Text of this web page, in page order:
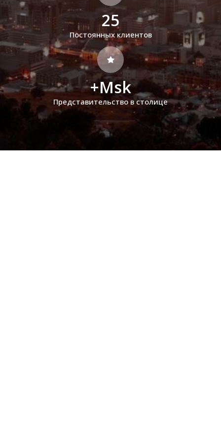
25
Постоянных клиентов
+Msk
Представительство в столице